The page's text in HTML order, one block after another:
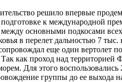
решило впервые
к международной
между основными подкосами
в перелет дальностью 7
еще один вертолет
как проход над
Для этого
группы до ее выхода